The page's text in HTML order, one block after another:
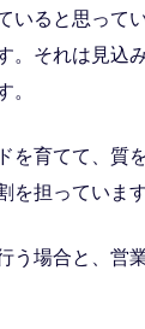
いると思って
。それは見込
育てて、質
担っています
場合と、営